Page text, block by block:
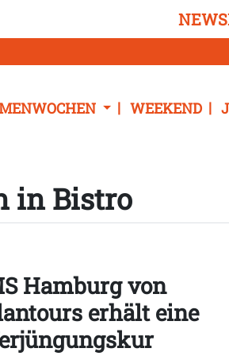
WEEKEND
in Bistro
Hamburg von
erhält eine